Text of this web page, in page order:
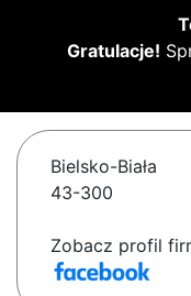
Gratulacje!
Bielsko-Biała
43-300
Zobacz profil